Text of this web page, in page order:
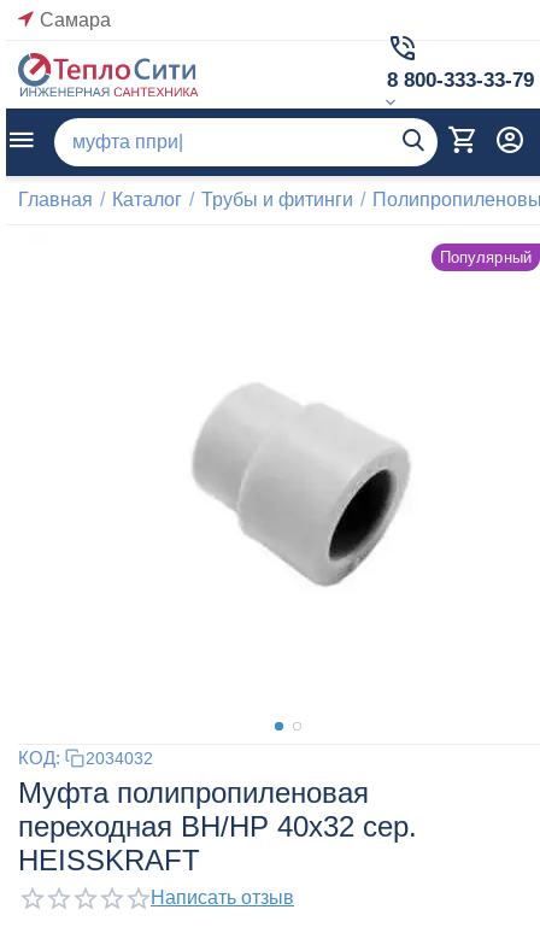
Самара
8 800-333-33-79
Главная / Каталог / Трубы и фитинги /
Популярный
КОД: 2034032
Муфта полипропиленовая
переходная ВН/НР 40x32 сер.
HEISSKRAFT
Написать отзыв